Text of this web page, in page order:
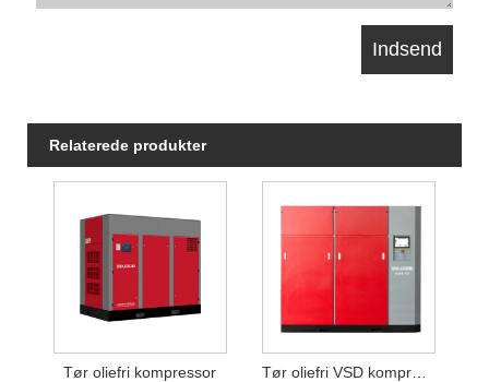
Relaterede produkter
Tør oliefri kompressor